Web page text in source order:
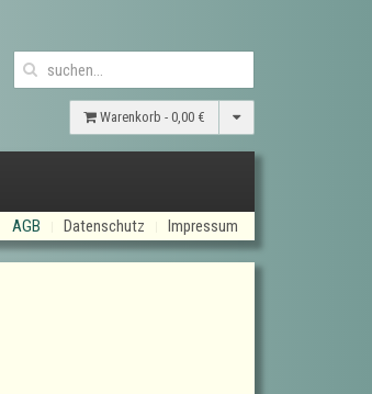
Warenkorb - 0,00 €
AGB Datenschutz Impressum